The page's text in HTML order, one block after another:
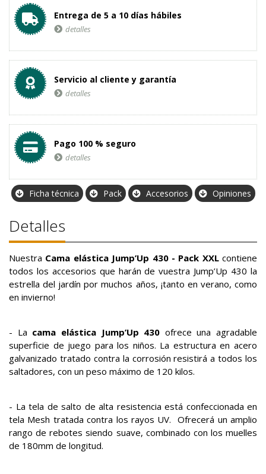
Entrega de 5 a 10 días hábiles
detalles
Servicio al cliente y garantía
detalles
Pago 100 % seguro
detalles
Ficha técnica Pack Accesorios Opiniones
Detalles
Nuestra Cama elástica Jump’Up 430 - Pack XXLcontiene
todos los accesorios que harán de vuestra Jump’Up 430 la
estrella del jardín por muchos años, ¡tanto en verano, como
en invierno!
- La cama elástica Jump’Up 430 ofrece una agradable
superficie de juego para los niños. La estructura en acero
galvanizado tratado contra la corrosión resistirá a todos los
saltadores, con un peso máximo de 120 kilos.
- La tela de salto de alta resistencia está confeccionada en
tela Mesh tratada contra los rayos UV. Ofrecerá un amplio
rango de rebotes siendo suave, combinado con los muelles
de 180mm de longitud.